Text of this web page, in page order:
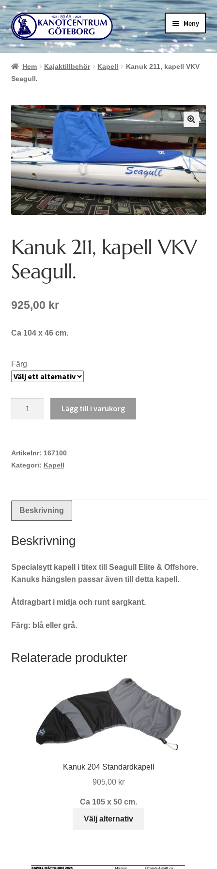
Hoppa
till
navigering
Hoppa
till
innehåll
Meny
Hem Kajaktillbehör Kapell
Kanuk 211, kapell VKV
Seagull.
Kanuk 211, kapell VKV
Seagull.
925,00 kr
Ca 104 x 46 cm.
Färg
Seagull.
mängd
Lägg till i varukorg
Artikelnr: 167100
Kategori: Kapell
Beskrivning
Beskrivning
Specialsytt kapell i titex till Seagull Elite & Offshore.
Kanuks hängslen passar även till detta kapell.
Åtdragbart i midja och runt sargkant.
Färg: blå eller grå.
Relaterade produkter
Kanuk 204 Standardkapell
905,00 kr
Ca 105 x 50 cm.
Välj alternativ